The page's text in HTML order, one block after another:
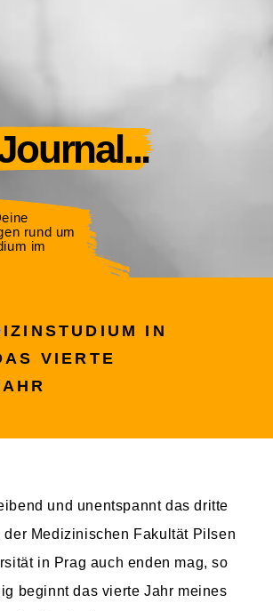
rund um
im
IN
VIERTE
und unentspannt das dritte
der Medizinischen Fakultät Pilsen
in Prag auch enden mag, so
beginnt das vierte Jahr meines